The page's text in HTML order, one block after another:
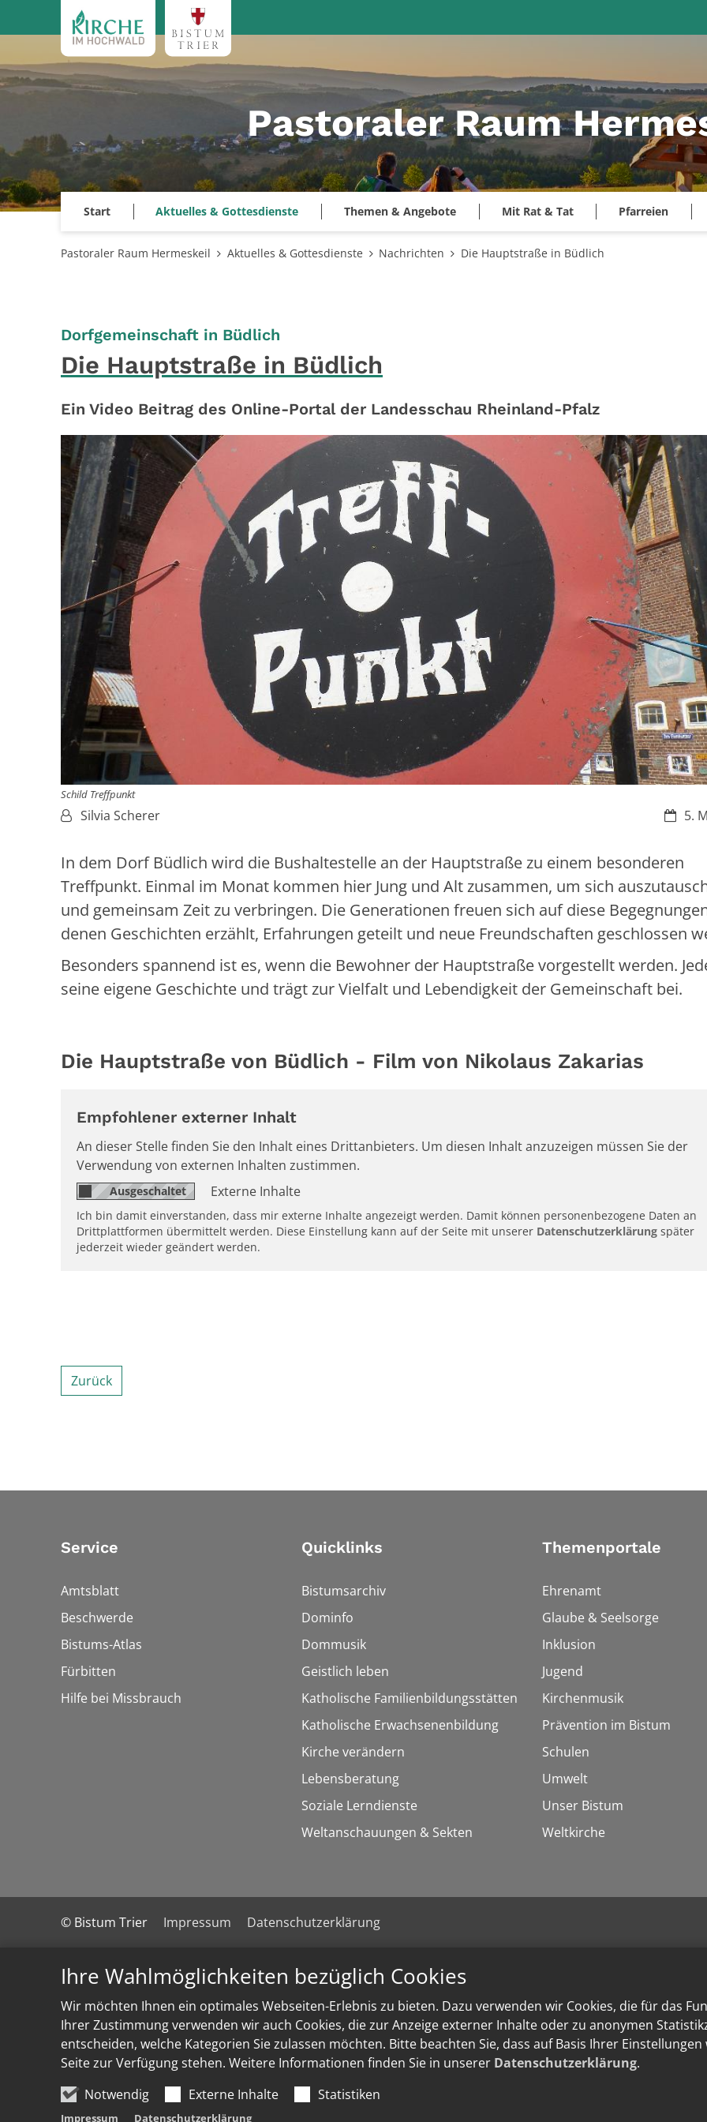
Ihre Wahlmöglichkeiten bezüglich Cookies
Wir möchten Ihnen ein optimales Webseiten-Erlebnis zu bieten. Dazu verwenden wir Cookies, die für das
Ihrer Zustimmung verwenden wir auch Cookies, die zur Anzeige externer Inhalte oder zu anonymen
entscheiden, welche Kategorien Sie zulassen möchten. Bitte beachten Sie, dass auf Basis Ihrer
Seite zur Verfügung stehen. Weitere Informationen finden Sie in unserer Datenschutzerklärung.
Notwendig
Externe Inhalte Statistiken
Impressum Datenschutzerklärung
Zum Inhalt springen
Pastoraler Raum
Start Aktuelles & Gottesdienste Themen & Angebote Mit Rat & Tat Pfarreien
Pastoraler Raum Hermeskeil Aktuelles & Gottesdienste Nachrichten Die Hauptstraße in Büdlich
Dorfgemeinschaft in Büdlich
Die Hauptstraße in Büdlich
Ein Video Beitrag des Online-Portal der Landesschau Rheinland-Pfalz
Schild Treffpunkt
Datum:
5.
Von:Silvia Scherer
In dem Dorf Büdlich wird die Bushaltestelle an der Hauptstraße zu einem besonderen
Treffpunkt. Einmal im Monat kommen hier Jung und Alt zusammen, um sich
und gemeinsam Zeit zu verbringen. Die Generationen freuen sich auf diese
denen Geschichten erzählt, Erfahrungen geteilt und neue Freundschaften geschlossen
Besonders spannend ist es, wenn die Bewohner der Hauptstraße vorgestellt werden.
seine eigene Geschichte und trägt zur Vielfalt und Lebendigkeit der Gemeinschaft bei.
Die Hauptstraße von Büdlich - Film von Nikolaus Zakarias
Empfohlener externer Inhalt
An dieser Stelle finden Sie den Inhalt eines Drittanbieters. Um diesen Inhalt anzuzeigen müssen Sie der
Verwendung von externen Inhalten zustimmen.
Externe Inhalte
Ich bin damit einverstanden, dass mir externe Inhalte angezeigt werden. Damit können personenbezogene Daten an
Drittplattformen übermittelt werden. Diese Einstellung kann auf der Seite mit unserer Datenschutzerklärung später
jederzeit wieder geändert werden.
Zurück
Service
Amtsblatt
Beschwerde
Bistums-Atlas
Fürbitten
Hilfe bei Missbrauch
Quicklinks
Bistumsarchiv
Dominfo
Dommusik
Geistlich leben
Katholische Familienbildungsstätten
Katholische Erwachsenenbildung
Kirche verändern
Lebensberatung
Soziale Lerndienste
Weltanschauungen & Sekten
Themenportale
Ehrenamt
Glaube & Seelsorge
Inklusion
Jugend
Kirchenmusik
Prävention im Bistum
Schulen
Umwelt
Unser Bistum
Weltkirche
© Bistum Trier Impressum Datenschutzerklärung